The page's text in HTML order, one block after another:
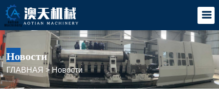
Новости
ГЛАВНАЯ > Новости